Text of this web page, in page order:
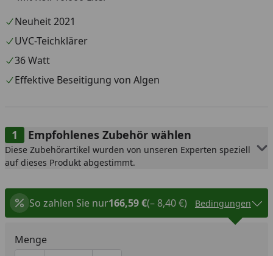
Neuheit 2021
UVC-Teichklärer
36 Watt
Effektive Beseitigung von Algen
Empfohlenes Zubehör wählen
Diese Zubehörartikel wurden von unseren Experten speziell
auf dieses Produkt abgestimmt.
So zahlen Sie nur166,59 €(– 8,40 €) Bedingungen
Menge